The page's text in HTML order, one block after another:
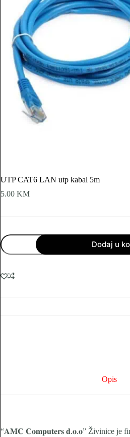
UTP CAT6 LAN utp kabal 5m
5.00 KM
UTP
CAT6
LAN
kabal
5m
Dodaj u
Opis
“𝐀𝐌𝐂 𝐂𝐨𝐦𝐩𝐮𝐭𝐞𝐫𝐬 𝐝.𝐨.𝐨” Živinice je